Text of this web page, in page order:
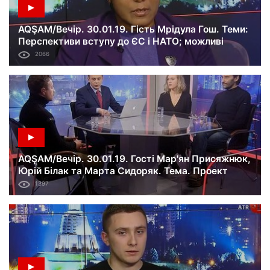
AQŞAM/Вечір. 30.01.19. Гість Мрідула Гош. Теми:
Перспективи вступу до ЄС і НАТО; можливі
кроки щодо деокупації Криму; причини
голосування Індії проти України в ООН.
2066
AQŞAM/Вечір. 30.01.19. Гості Мар'ян Присяжнюк,
Юрій Білак та Марта Сидоряк. Тема. Проект
«Жива пам’ять»: як створювався та які його цілі.
1397